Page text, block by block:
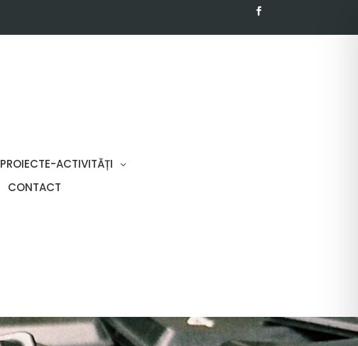
PROIECTE-ACTIVITĂȚI
CONTACT